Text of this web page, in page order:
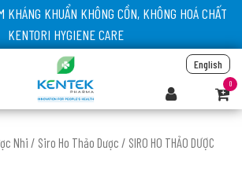
KHÁNG KHUẨN KHÔNG CỒN, KHÔNG HOÁ CHẤT
KENTORI HYGIENE CARE
English
0
Nhi/ Siro Ho Thảo Dược / SIRO HO THẢO DƯỢC